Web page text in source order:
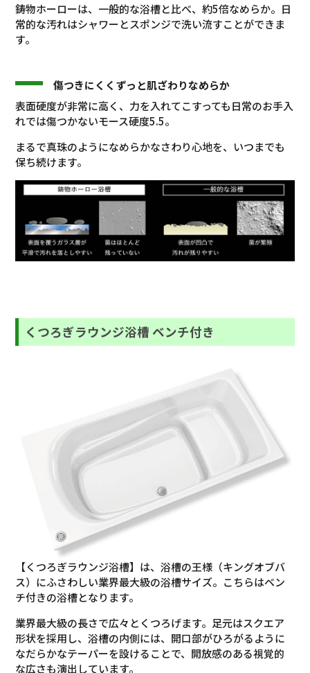
鋳物ホーローは、一般的な浴槽と比べ、約5倍なめらか。日
常的な汚れはシャワーとスポンジで洗い流すことができま
す。
傷つきにくくずっと肌ざわりなめらか
表面硬度が非常に高く、力を入れてこすっても日常のお手入
れでは傷つかないモース硬度5.5。
まるで真珠のようになめらかなさわり心地を、いつまでも
保ち続けます。
くつろぎラウンジ浴槽 ベンチ付き
【くつろぎラウンジ浴槽】は、浴槽の王様（キングオブバ
ス）にふさわしい業界最大級の浴槽サイズ。こちらはベン
チ付きの浴槽となります。
業界最大級の長さで広々とくつろげます。足元はスクエア
形状を採用し、浴槽の内側には、開口部がひろがるように
なだらかなテーパーを設けることで、開放感のある視覚的
な広さも演出しています。